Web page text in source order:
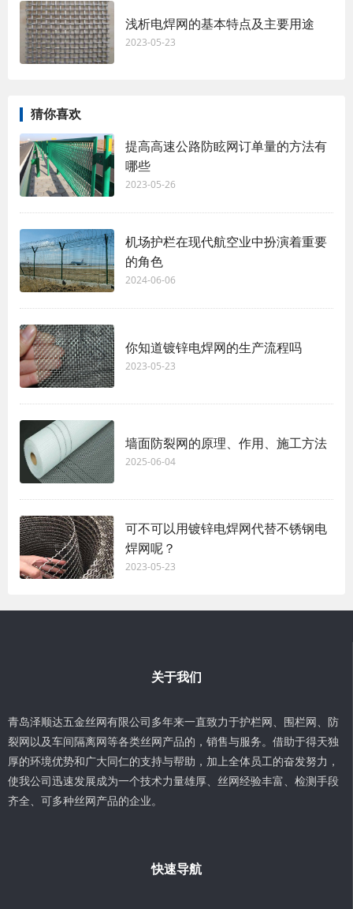
浅析电焊网的基本特点及主要用途
2023-05-23
猜你喜欢
提高高速公路防眩网订单量的方法有
哪些
2023-05-26
机场护栏在现代航空业中扮演着重要
的角色
2024-06-06
你知道镀锌电焊网的生产流程吗
2023-05-23
墙面防裂网的原理、作用、施工方法
2025-06-04
可不可以用镀锌电焊网代替不锈钢电
焊网呢？
2023-05-23
关于我们
青岛泽顺达五金丝网有限公司多年来一直致力于护栏网、围栏网、防
裂网以及车间隔离网等各类丝网产品的，销售与服务。借助于得天独
厚的环境优势和广大同仁的支持与帮助，加上全体员工的奋发努力，
使我公司迅速发展成为一个技术力量雄厚、丝网经验丰富、检测手段
齐全、可多种丝网产品的企业。
快速导航